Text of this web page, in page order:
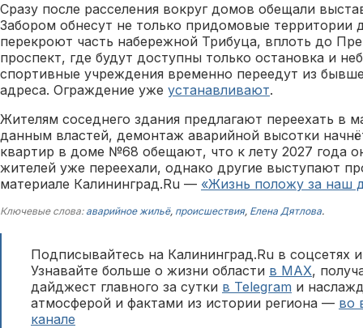
Сразу после расселения вокруг домов обещали
Забором обнесут не только придомовые территории
перекроют часть набережной Трибуца, вплоть до
проспект, где будут доступны только остановка и
спортивные учреждения временно переедут из
адреса. Ограждение уже устанавливают.
Жителям соседнего здания предлагают переехать в
данным властей, демонтаж аварийной высотки
квартир в доме №68 обещают, что к лету 2027 года
жителей уже переехали, однако другие выступают
материале Калининград.Ru — «Жизнь положу за наш
Ключевые слова: аварийное жильё, происшествия, Елена Дятлова.
Подписывайтесь на Калининград.Ru в соцсетях
Узнавайте больше о жизни области в MAX,
дайджест главного за сутки в Telegram и
атмосферой и фактами из истории региона — во
канале